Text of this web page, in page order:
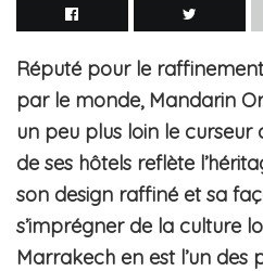
Réputé pour le
par le monde, Mandarin
un peu plus loin le curseur
de ses hôtels reflète
son design raffiné et sa
s’imprégner de la culture
Marrakech en est l’un des